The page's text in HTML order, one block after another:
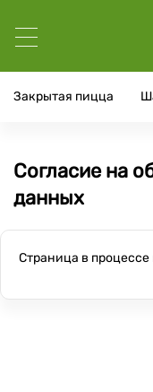
Закрытая пицца
Согласие на
данных
Страница в